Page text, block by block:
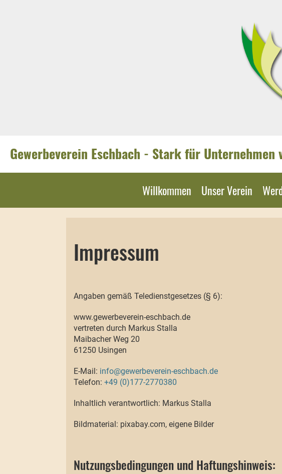
Gewerbeverein Eschbach - Stark für Unternehmen
Willkommen Unser Verein
Impressum
Angaben gemäß Teledienstgesetzes (§ 6):
www.gewerbeverein-eschbach.de
vertreten durch Markus Stalla
Maibacher Weg 20
61250 Usingen
E-Mail: info@gewerbeverein-eschbach.de
Telefon: +49 (0)177-2770380
Inhaltlich verantwortlich: Markus Stalla
Bildmaterial: pixabay.com, eigene Bilder
Nutzungsbedingungen und Haftungshinweis: